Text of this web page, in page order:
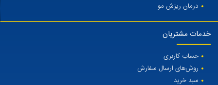
درمان ریزش مو
خدمات مشتریان
حساب کاربری
روش‌های ارسال سفارش
سبد خرید